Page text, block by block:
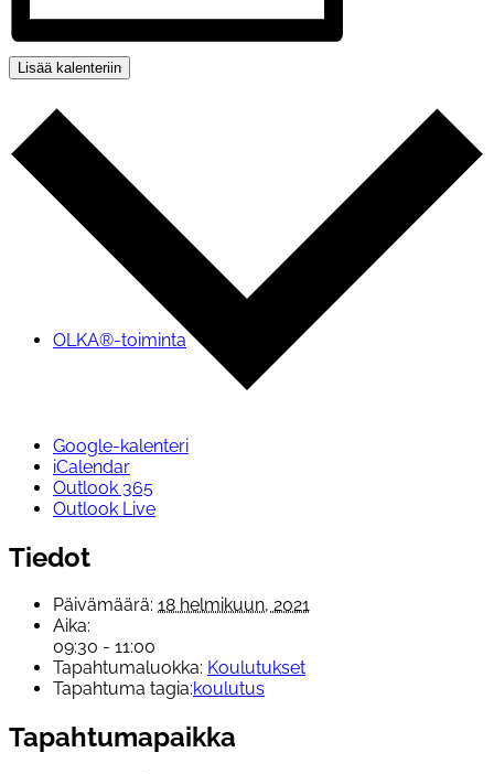
OLKA®-toiminta
Lisää kalenteriin
Google-kalenteri
iCalendar
Outlook 365
Outlook Live
Tiedot
Päivämäärä: 18 helmikuun, 2021
Aika:
09:30 - 11:00
Tapahtumaluokka: Koulutukset
Tapahtuma tagia:koulutus
Tapahtumapaikka